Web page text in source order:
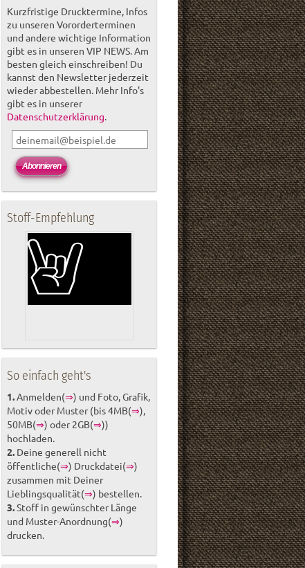
Kurzfristige Drucktermine, Infos
zu unseren Vororderterminen
und andere wichtige Information
gibt es in unseren VIP NEWS. Am
besten gleich einschreiben! Du
kannst den Newsletter jederzeit
wieder abbestellen. Mehr Info's
gibt es in unserer
Datenschutzerklärung.
Stoff-Empfehlung
So einfach geht's
1.Anmelden(⇒) und Foto, Grafik,
Motiv oder Muster (bis 4MB(⇒),
50MB(⇒) oder 2GB(⇒))
hochladen.
2. Deine generell nicht
öffentliche(⇒) Druckdatei(⇒)
zusammen mit Deiner
Lieblingsqualität(⇒) bestellen.
3.Stoff in gewünschter Länge
und Muster-Anordnung(⇒)
drucken.